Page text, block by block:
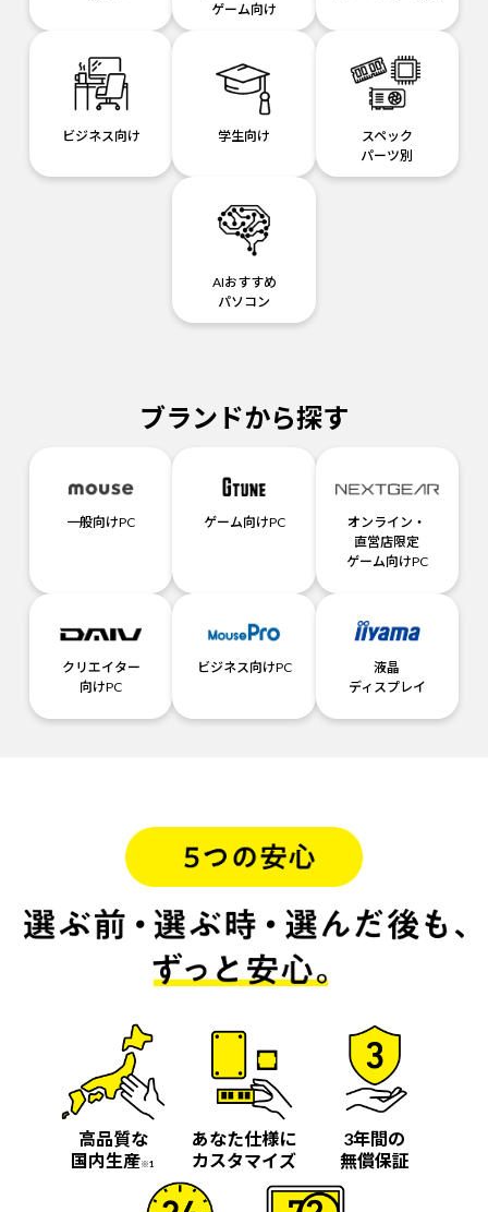
ゲーム向け
ビジネス向け 学生向け
スペック
パーツ別
AIおすすめ
パソコン
ブランドから探す
一般向けPC ゲーム向けPC
オンライン・
直営店限定
ゲーム向けPC
クリエイター
向けPC
ビジネス向けPC
液晶
ディスプレイ
高品質な
国内生産※1
あなた仕様に
カスタマイズ
3年間の
無償保証